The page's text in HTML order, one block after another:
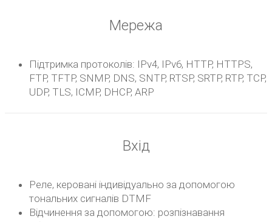
Мережа
Підтримка протоколів: IPv4, IPv6, HTTP, HTTPS,
FTP, TFTP, SNMP, DNS, SNTP, RTSP, SRTP, RTP, TCP,
UDP, TLS, ICMP, DHCP, ARP
Вхід
Реле, керовані індивідуально за допомогою
тональних сигналів DTMF
Відчинення за допомогою: розпізнавання